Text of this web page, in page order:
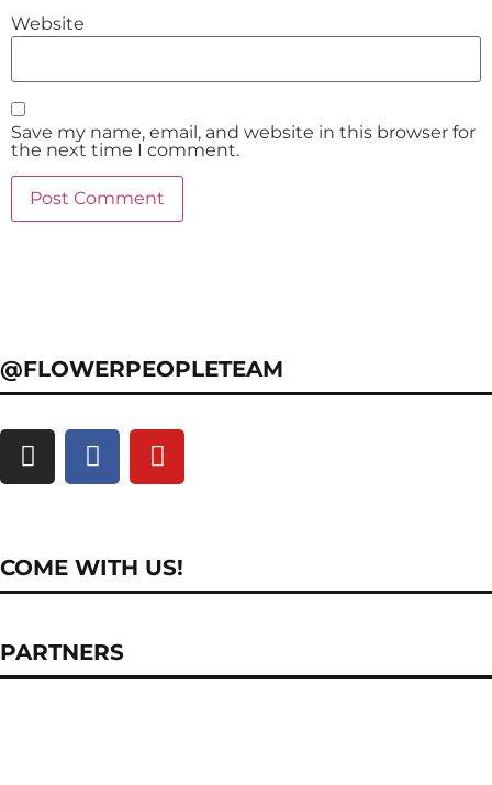
Website
Save my name, email, and website in this browser for
the next time I comment.
@FLOWERPEOPLETEAM
COME WITH US!
PARTNERS